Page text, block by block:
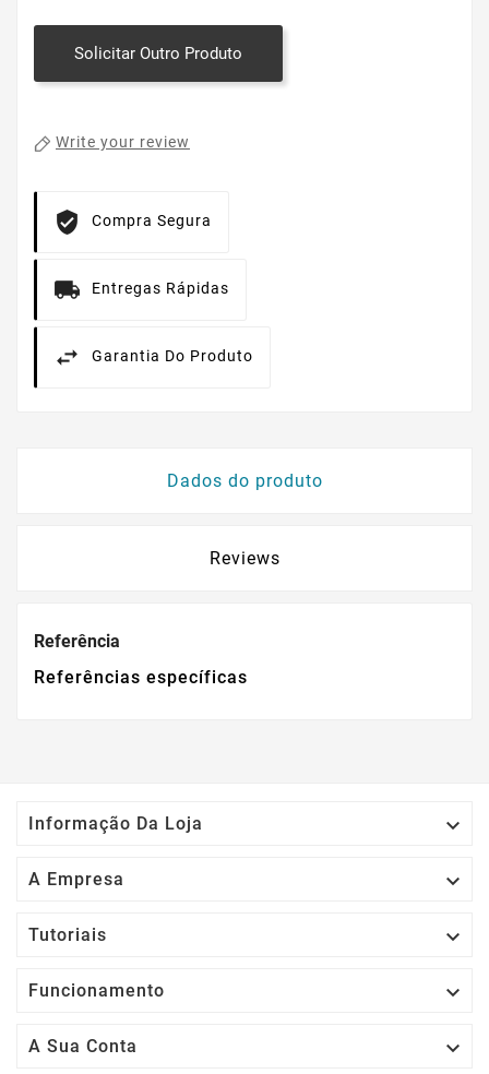
Solicitar Outro Produto
Write your review
Compra Segura
Entregas Rápidas
Garantia Do Produto
Dados do produto
Reviews
Referência
Referências específicas
Informação Da Loja 
A Empresa 
Tutoriais 
Funcionamento 
A Sua Conta 